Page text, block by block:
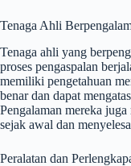
Tenaga Ahli
Tenaga ahli yang
proses pengaspalan
memiliki pengetahuan
benar dan dapat
Pengalaman mereka
sejak awal dan
Peralatan dan